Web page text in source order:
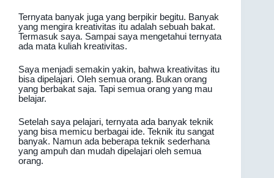
Ternyata banyak juga yang berpikir begitu. Banyak
yang mengira kreativitas itu adalah sebuah bakat.
Termasuk saya. Sampai saya mengetahui ternyata
ada mata kuliah kreativitas.
Saya menjadi semakin yakin, bahwa kreativitas itu
bisa dipelajari. Oleh semua orang. Bukan orang
yang berbakat saja. Tapi semua orang yang mau
belajar.
Setelah saya pelajari, ternyata ada banyak teknik
yang bisa memicu berbagai ide. Teknik itu sangat
banyak. Namun ada beberapa teknik sederhana
yang ampuh dan mudah dipelajari oleh semua
orang.